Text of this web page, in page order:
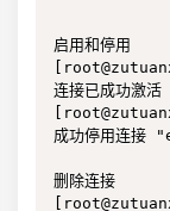
启用和停用
连接已成功激
成功停用连
删除连接